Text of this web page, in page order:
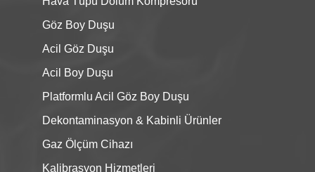
Göz Boy Duşu
Acil Göz Duşu
Acil Boy Duşu
Platformlu Acil Göz Boy Duşu
Dekontaminasyon & Kabinli Ürünler
Gaz Ölçüm Cihazı
Kalibrasyon Hizmetleri